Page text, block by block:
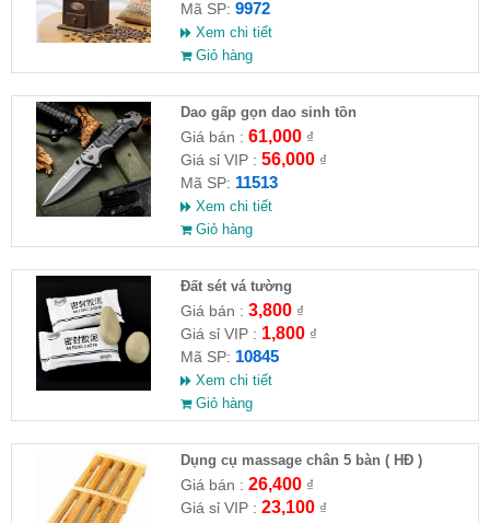
Mã SP: 9972
Xem chi tiết
Giỏ hàng
Dao gấp gọn dao sinh tồn
Giá bán : 61,000₫
Giá sỉ VIP : 56,000₫
Mã SP: 11513
Xem chi tiết
Giỏ hàng
Đất sét vá tường
Giá bán : 3,800₫
Giá sỉ VIP : 1,800₫
Mã SP: 10845
Xem chi tiết
Giỏ hàng
Dụng cụ massage chân 5 bàn ( HĐ )
Giá bán : 26,400₫
Giá sỉ VIP : 23,100₫